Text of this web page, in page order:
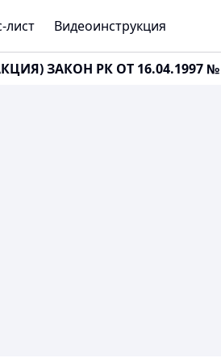
лист Видеоинструкция
ЗАКОН РК ОТ 16.04.1997 №